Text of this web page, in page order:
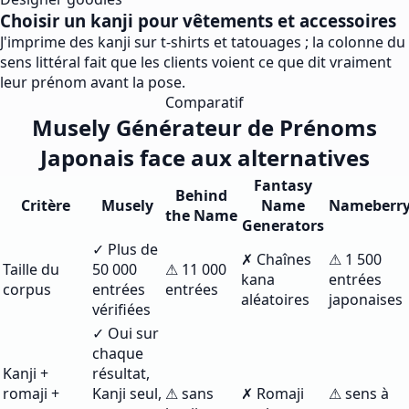
Choisir un kanji pour vêtements et accessoires
J'imprime des kanji sur t-shirts et tatouages ; la colonne du
sens littéral fait que les clients voient ce que dit vraiment
leur prénom avant la pose.
Comparatif
Musely Générateur de Prénoms
Japonais face aux alternatives
Critère Musely
Behind
the Name
Fantasy
Name
Generators
Taille du
corpus
✓ Plus de
50 000
entrées
vérifiées
⚠ 11 000
entrées
✗ Chaînes
kana
aléatoires
⚠ 1 500
entrées
japonaises
Kanji +
romaji +
✓ Oui sur
chaque
résultat,
Kanji seul, ⚠ sans
✗ Romaji
⚠ sens à